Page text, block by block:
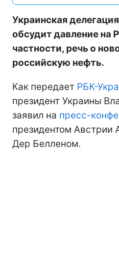
Украинская
обсудит давление на
частности, речь о
российскую нефть.
Как передает РБК-
президент Украины
заявил на пресс-
президентом Австрии
Дер Белленом.